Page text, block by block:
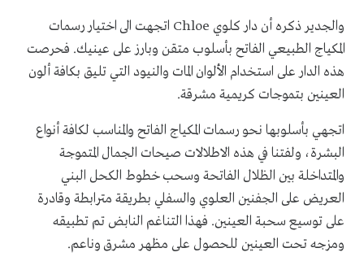
والجدير ذكره أن دار كلوي Chloe اتجهت الى اختيار رسمات
المكياج الطبيعي الفاتح بأسلوب متقن وبارز على عينيك. فحرصت
هذه الدار على استخدام الألوان المات والنيود التي تليق بكافة ألون
العينين بتموجات كريمية مشرقة.
اتجهي بأسلوبها نحو رسمات المكياج الفاتح والمناسب لكافة أنواع
البشرة، ولفتنا في هذه الاطلالات صيحات الجمال المتموجة
والمتداخلة بين الظلال الفاتحة وسحب خطوط الكحل البني
العريض على الجفنين العلوي والسفلي بطريقة مترابطة وقادرة
على توسيع سحبة العينين. فهذا التناغم النابض تم تطبيقه
ومزجه تحت العينين للحصول على مظهر مشرق وناعم.